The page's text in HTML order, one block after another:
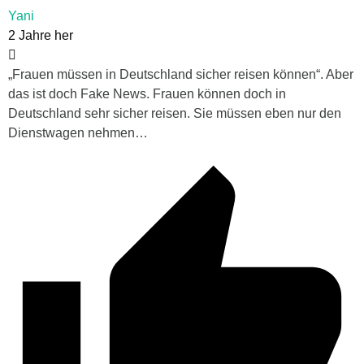
Yani
2 Jahre her
„Frauen müssen in Deutschland sicher reisen können“. Aber
das ist doch Fake News. Frauen können doch in
Deutschland sehr sicher reisen. Sie müssen eben nur den
Dienstwagen nehmen…